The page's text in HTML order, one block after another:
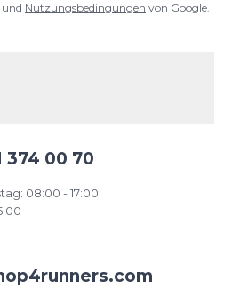
und Nutzungsbedingungen von Google.
374 00 70
08:00 - 17:00